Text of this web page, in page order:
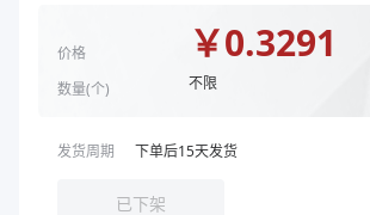
价格
数量(个)
￥0.3291
不限
发货周期 下单后15天发货
已下架